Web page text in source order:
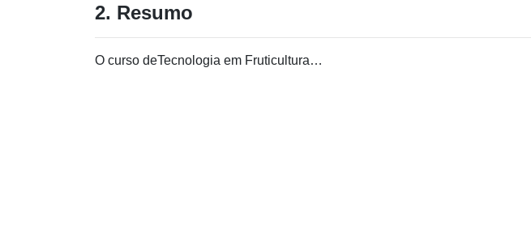
2. Resumo
O curso deTecnologia em Fruticultura…